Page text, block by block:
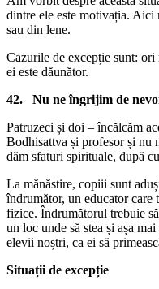
dintre ele este motivația. Aici
sau din lene.
Cazurile de excepție sunt:
ei este dăunător.
42. Nu ne îngrijim de
Patruzeci și doi – încălcăm
Bodhisattva și profesor și
dăm sfaturi spirituale, după
La mănăstire, copiii sunt
îndrumător, un educator care
fizice. Îndrumătorul trebuie
un loc unde să stea și așa
elevii noștri, ca ei să
Situații de excepție